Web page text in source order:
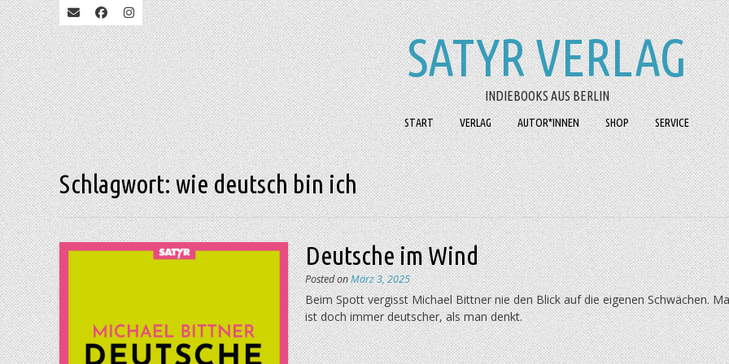
SATYR VERLAG
INDIEBOOKS AUS BERLIN
START VERLAG AUTOR*INNEN SHOP SERVICE
Schlagwort:wie deutsch bin ich
Deutsche im Wind
Posted onMärz 3, 2025
Beim Spott vergisst Michael Bittner nie den Blick auf die eigenen Schwächen.
ist doch immer deutscher, als man denkt.